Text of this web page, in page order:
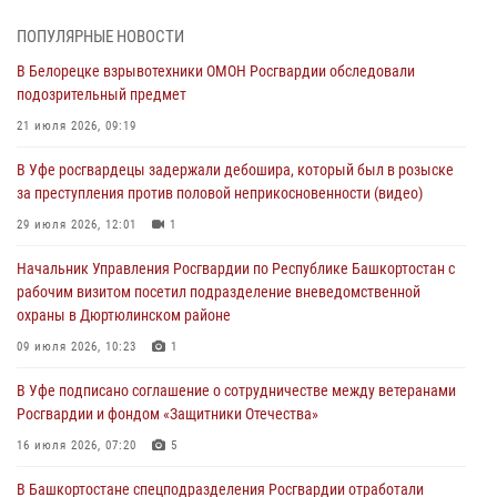
03 августа 2026, 04:30 8
В Башкирии росгвардейцы провели волейбольный турнир на
открытом воздухе
03 августа 2026, 04:29
В Уфе росгвардейцы по горячим следам задержали
подозреваемого в открытом хищении из аптеки (видео)
03 августа 2026, 04:15
Начальник отделения учёта и комплектования Росгвардии
Башкортостана ответил на вопросы граждан
30 июля 2026, 12:54
за преступления против половой неприкосновенности (видео)
29 июля 2026, 12:01
ПОПУЛЯРНЫЕ НОВОСТИ
В Белорецке взрывотехники ОМОН Росгвардии обследовали
подозрительный предмет
21 июля 2026, 09:19
В Уфе росгвардецы задержали дебошира, который был в розыске
за преступления против половой неприкосновенности (видео)
29 июля 2026, 12:01 1
Начальник Управления Росгвардии по Республике Башкортостан с
рабочим визитом посетил подразделение вневедомственной
охраны в Дюртюлинском районе
09 июля 2026, 10:23 1
В Уфе подписано соглашение о сотрудничестве между ветеранами
Росгвардии и фондом «Защитники Отечества»
16 июля 2026, 07:20 5
В Башкортостане спецподразделения Росгвардии отработали